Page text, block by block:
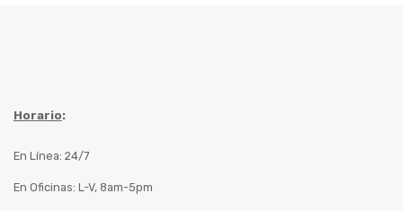
Horario:
En Línea: 24/7
En Oficinas: L-V, 8am-5pm